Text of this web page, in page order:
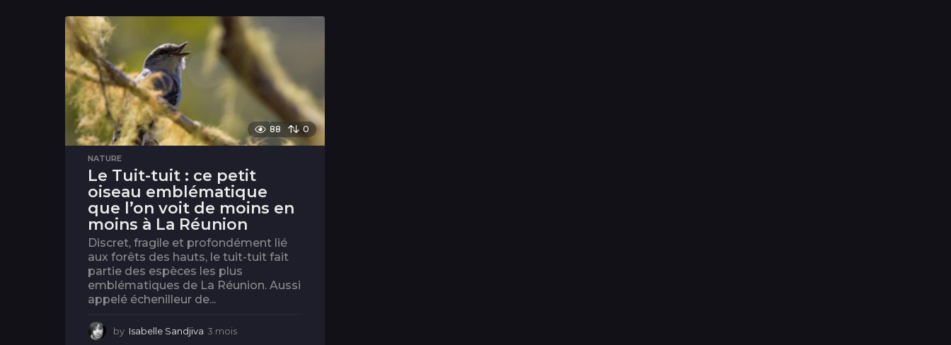
88 0
NATURE
Le Tuit-tuit : ce petit
oiseau emblématique
que l’on voit de moins en
moins à La Réunion
Discret, fragile et profondément lié
aux forêts des hauts, le tuit-tuit fait
partie des espèces les plus
emblématiques de La Réunion. Aussi
appelé échenilleur de...
by Isabelle Sandjiva 3 mois